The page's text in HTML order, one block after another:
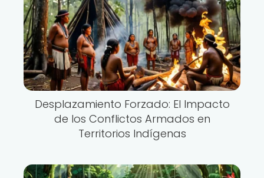
Desplazamiento Forzado: El Impacto
de los Conflictos Armados en
Territorios Indígenas